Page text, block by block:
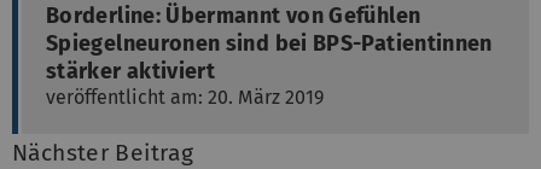
Borderline: Übermannt von Gefühlen
Spiegelneuronen sind bei BPS-Patientinnen
stärker aktiviert
veröffentlicht am: 20. März 2019
Nächster Beitrag